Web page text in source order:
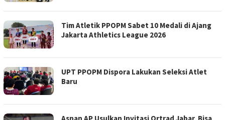
Tim Atletik PPOPM Sabet 10 Medali di Ajang
Jakarta Athletics League 2026
UPT PPOPM Dispora Lakukan Seleksi Atlet
Baru